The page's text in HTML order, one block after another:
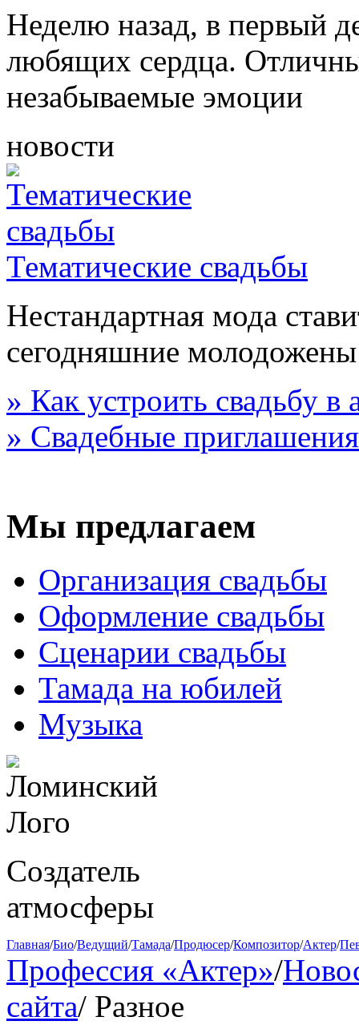
Неделю назад, в первый
любящих сердца.
незабываемые эмоции
новости
Тематические свадьбы
Нестандартная мода
сегодняшние
» Как устроить свадьбу в
» Свадебные приглашения
Мы предлагаем
Организация свадьбы
Оформление свадьбы
Сценарии свадьбы
Тамада на юбилей
Музыка
Создатель
атмосферы
Главная/Био/Ведущий/Тамада/Продюсер/Композитор/Актер/
Профессия «Актер»/
сайта/ Разное